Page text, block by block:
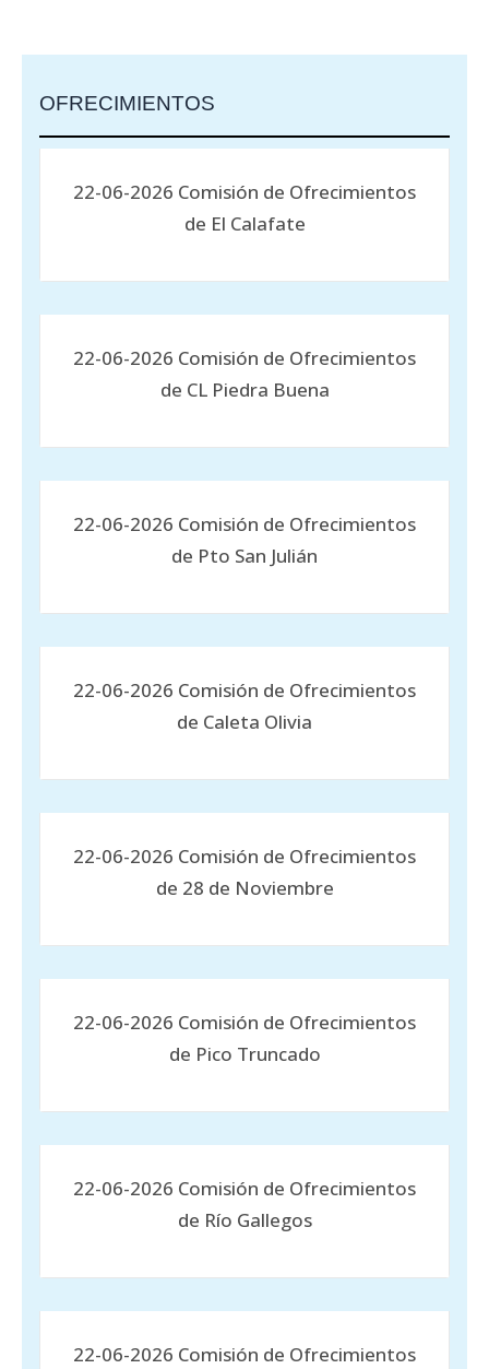
OFRECIMIENTOS
22-06-2026 Comisión de Ofrecimientos
de El Calafate
22-06-2026 Comisión de Ofrecimientos
de CL Piedra Buena
22-06-2026 Comisión de Ofrecimientos
de Pto San Julián
22-06-2026 Comisión de Ofrecimientos
de Caleta Olivia
22-06-2026 Comisión de Ofrecimientos
de 28 de Noviembre
22-06-2026 Comisión de Ofrecimientos
de Pico Truncado
22-06-2026 Comisión de Ofrecimientos
de Río Gallegos
22-06-2026 Comisión de Ofrecimientos